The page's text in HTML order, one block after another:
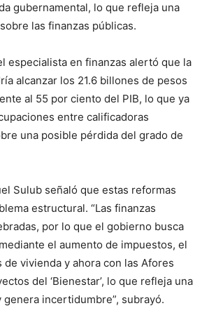
gubernamental, lo que refleja una
las finanzas públicas.
especialista en finanzas alertó que la
alcanzar los 21.6 billones de pesos
al 55 por ciento del PIB, lo que ya
entre calificadoras
una posible pérdida del grado de
Sulub señaló que estas reformas
estructural. “Las finanzas
por lo que el gobierno busca
el aumento de impuestos, el
de vivienda y ahora con las Afores
del ‘Bienestar’, lo que refleja una
incertidumbre”, subrayó.